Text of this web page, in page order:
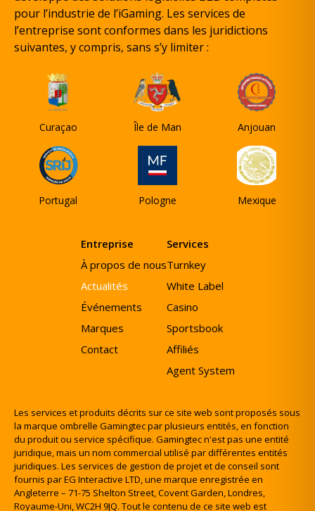
pour l’industrie de l’iGaming. Les services de
l’entreprise sont conformes dans les juridictions
suivantes, y compris, sans s’y limiter :
Curaçao Île de Man Anjouan
Portugal Pologne Mexique
Entreprise
À propos de nous
Actualités
Événements
Marques
Contact
Services
Turnkey
White Label
Casino
Sportsbook
Affiliés
Agent System
Les services et produits décrits sur ce site web sont proposés sous
la marque ombrelle Gamingtec par plusieurs entités, en fonction
du produit ou service spécifique. Gamingtec n'est pas une entité
juridique, mais un nom commercial utilisé par différentes entités
juridiques. Les services de gestion de projet et de conseil sont
fournis par EG Interactive LTD, une marque enregistrée en
Angleterre – 71-75 Shelton Street, Covent Garden, Londres,
Royaume-Uni, WC2H 9JQ. Tout le contenu de ce site web est